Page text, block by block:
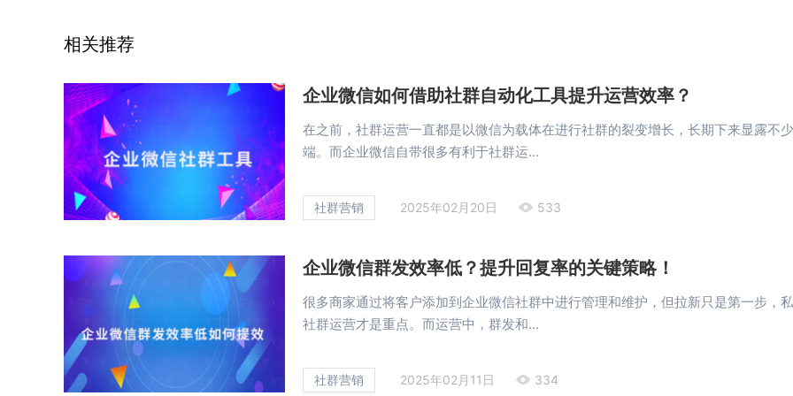
相关推荐
企业微信如何借助社群自动化工具提升运营效率？
在之前，社群运营一直都是以微信为载体在进行社群的裂变增长，长期下来显露不
端。而企业微信自带很多有利于社群运...
社群营销 2025年02月20日 533
企业微信群发效率低？提升回复率的关键策略！
很多商家通过将客户添加到企业微信社群中进行管理和维护，但拉新只是第一步，
社群运营才是重点。而运营中，群发和...
社群营销 2025年02月11日 334